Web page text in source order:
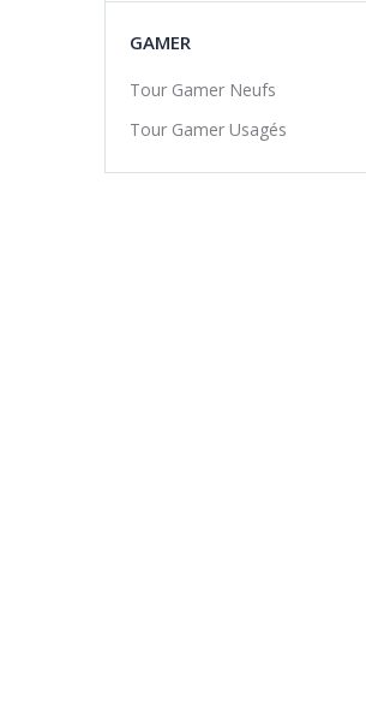
GAMER
Tour Gamer Neufs
Tour Gamer Usagés